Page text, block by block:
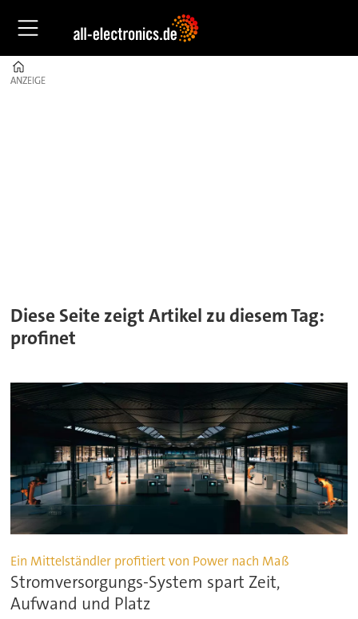
ANZEIGE
ANZEIGE
Diese Seite zeigt Artikel zu diesem Tag:
profinet
Ein Mittelständler profitiert von Power nach Maß
Stromversorgungs-System spart Zeit,
Aufwand und Platz